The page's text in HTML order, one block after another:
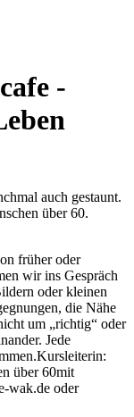
-
auch gestaunt.
über 60.
früher oder
wir ins Gespräch
oder kleinen
die Nähe
um „richtig“ oder
Jede
über 60mit
wak.de oder